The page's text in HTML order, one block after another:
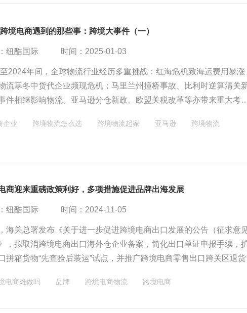
境电商遇到的那些事：跨境大事件（一）
纽酷国际 时间：2025-01-03
2024年间，全球物流行业经历多重挑战：红海危机致海运费用暴涨
流寒冬中货代企业频现危机；马里兰州撞桥事故、比利时逆算清关
件相继影响物流。亚马逊分仓新政、欧盟关税改革等亦带来重大考
引发物流危机，大选结果亦带来新挑战。
企业 跨境物流怎么选 跨境物流起家 亚马逊
跨境物流
商迎来重磅政策利好，多项措施促进品牌出海发展
纽酷国际 时间：2024-11-05
海关总署发布《关于进一步促进跨境电商出口发展的公告（征求意
，拟取消跨境电商出口海外仓企业备案，简化出口单证申报手续，
拼箱货物“先查验后装运”试点，并推广跨境电商零售出口跨关区退货
为跨境电商行业注入强劲动力。在全球通胀背景下，此举为物美价廉的
电商难做吗 品牌 跨境电商物流 跨境电商